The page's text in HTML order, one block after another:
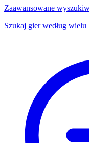
Zaawansowane
Szukaj gier według